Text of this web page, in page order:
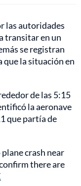
las autoridades
transitar en un
se registran
que la situación en
de las 5:15
la aeronave
que partía de
crash near
there are